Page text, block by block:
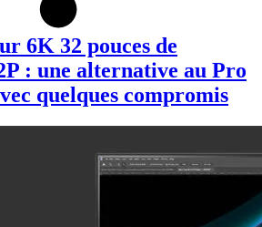
6K 32 pouces de
: une alternative au Pro
quelques compromis